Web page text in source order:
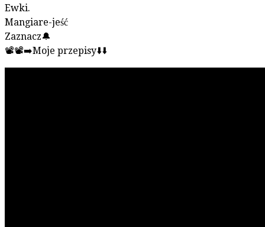
Ewki.
Mangiare-jeść
Zaznacz🔔
📽📽➡️Moje przepisy⬇️⬇️